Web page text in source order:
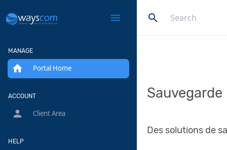
menu search
MANAGE
home Portal Home
ACCOUNT
person Client Area
HELP
Sauvegarde
Des solutions de